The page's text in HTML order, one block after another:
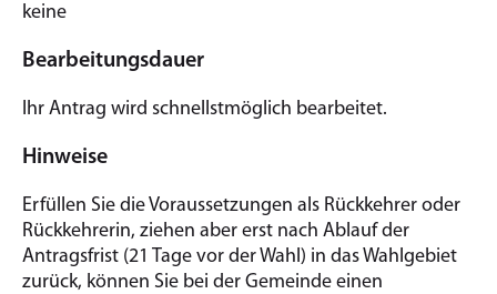
keine
Bearbeitungsdauer
Ihr Antrag wird schnellstmöglich bearbeitet.
Hinweise
Erfüllen Sie die Voraussetzungen als Rückkehrer oder
Rückkehrerin, ziehen aber erst nach Ablauf der
Antragsfrist (21 Tage vor der Wahl) in das Wahlgebiet
zurück, können Sie bei der Gemeinde einen